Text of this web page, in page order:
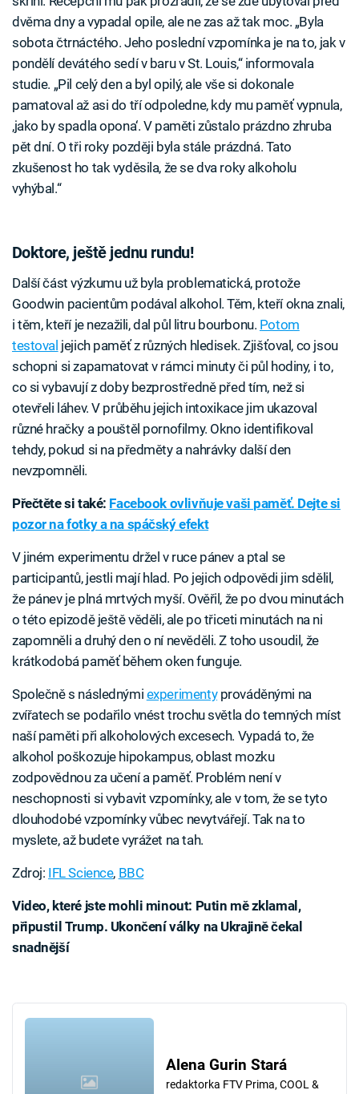
dvěma dny a vypadal opile, ale ne zas až tak moc. „Byla
sobota čtrnáctého. Jeho poslední vzpomínka je na to, jak v
pondělí devátého sedí v baru v St. Louis,“ informovala
studie. „Pil celý den a byl opilý, ale vše si dokonale
pamatoval až asi do tří odpoledne, kdy mu paměť vypnula,
,jako by spadla opona‘. V paměti zůstalo prázdno zhruba
pět dní. O tři roky později byla stále prázdná. Tato
zkušenost ho tak vyděsila, že se dva roky alkoholu
vyhýbal.“
Doktore, ještě jednu rundu!
Další část výzkumu už byla problematická, protože
Goodwin pacientům podával alkohol. Těm, kteří okna znali,
i těm, kteří je nezažili, dal půl litru bourbonu. Potom
testoval jejich paměť z různých hledisek. Zjišťoval, co jsou
schopni si zapamatovat v rámci minuty či půl hodiny, i to,
co si vybavují z doby bezprostředně před tím, než si
otevřeli láhev. V průběhu jejich intoxikace jim ukazoval
různé hračky a pouštěl pornofilmy. Okno identifikoval
tehdy, pokud si na předměty a nahrávky další den
nevzpomněli.
Přečtěte si také: Facebook ovlivňuje vaši paměť. Dejte si
pozor na fotky a na spáčský efekt
V jiném experimentu držel v ruce pánev a ptal se
participantů, jestli mají hlad. Po jejich odpovědi jim sdělil,
že pánev je plná mrtvých myší. Ověřil, že po dvou minutách
o této epizodě ještě věděli, ale po třiceti minutách na ni
zapomněli a druhý den o ní nevěděli. Z toho usoudil, že
krátkodobá paměť během oken funguje.
Společně s následnými experimentyprováděnými na
zvířatech se podařilo vnést trochu světla do temných míst
naší paměti při alkoholových excesech. Vypadá to, že
alkohol poškozuje hipokampus, oblast mozku
zodpovědnou za učení a paměť. Problém není v
neschopnosti si vybavit vzpomínky, ale v tom, že se tyto
dlouhodobé vzpomínky vůbec nevytvářejí. Tak na to
myslete, až budete vyrážet na tah.
Zdroj: IFL Science, BBC
Video, které jste mohli minout: Putin mě zklamal,
připustil Trump. Ukončení války na Ukrajině čekal
snadnější
Alena Gurin Stará
redaktorka FTV Prima, COOL &